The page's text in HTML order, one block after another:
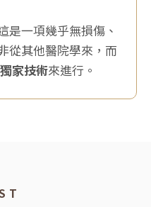
是一項幾乎無損傷、
從其他醫院學來，而
家技術來進行。